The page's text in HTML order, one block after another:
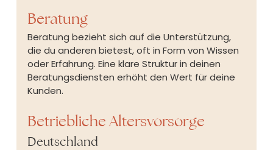
Beratung
Beratung bezieht sich auf die Unterstützung,
die du anderen bietest, oft in Form von Wissen
oder Erfahrung. Eine klare Struktur in deinen
Beratungsdiensten erhöht den Wert für deine
Kunden.
Betriebliche Altersvorsorge
Deutschland